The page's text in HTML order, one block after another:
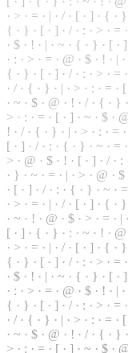
· > · = · | · / · [ · ] · { ·
{ · } · [ · ] · / · : · > · =
· $ · ! · | · ~ · { · } · [ ·
· : · > · = · @ · $ · ! · |
{ · } · [ · ] · / · : · > · =
· / · { · } · | · > · : · = ·
· ~ · $ · @ · ! · / · { · }
> · : · = · [ · ] · ~ · $ ·
! · / · { · } · | · > · : · =
[ · ] · / · : · { · } · ~ · =
> · @ · $ · ! · [ · ] · / ·
· } · ~ · = · | · > · @ ·
· [ · ] · / · : · { · } · ~ ·
· > · = · | · / · [ · ] · { ·
· ~ · ! · @ · $ · > · = · | ·
[ · ] · { · } · : · ~ · ! ·
· > · = · | · /· [ · ] · { ·
{ · } · [ · ] · / · : · > · =
· $ · ! · | · ~ · { · } · [ ·
· : · > · = · @ · $ · ! · |
{ · } · [ · ] · /· : · > · =
· / · { · } · | · > · : · = ·
· ~ · $ · @ · ! · / · { · }
> · : · = · [ · ] · ~ · $ ·